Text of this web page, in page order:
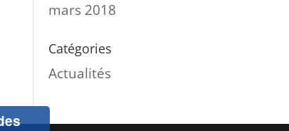
mars 2018
Catégories
Actualités